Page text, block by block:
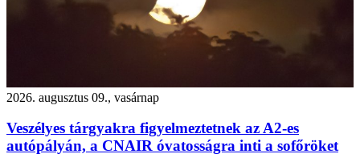
2026. augusztus 09., vasárnap
Veszélyes tárgyakra figyelmeztetnek az A2-es
autópályán, a CNAIR óvatosságra inti a sofőröket